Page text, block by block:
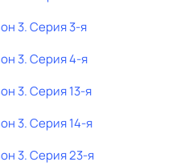
3. Серия 3-я
3. Серия 4-я
3. Серия 13-я
3. Серия 14-я
3. Серия 23-я